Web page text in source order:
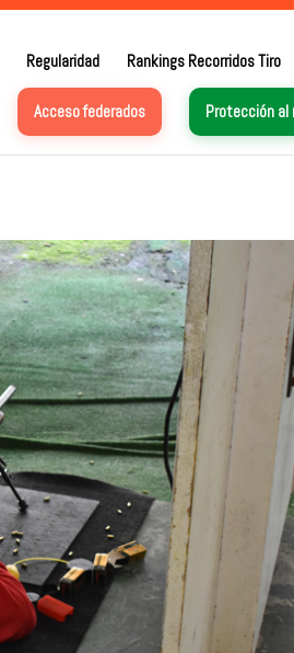
Regularidad Rankings Recorridos Tiro
Acceso federados Protección al